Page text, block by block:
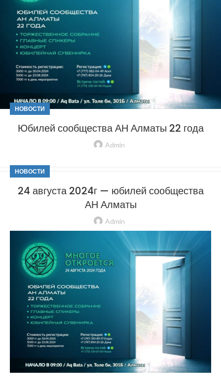
НОВОСТИ
Юбилей сообщества АН Алматы 22 года
Admin
НОВОСТИ
24 августа 2024г — юбилей сообщества
АН Алматы
Admin